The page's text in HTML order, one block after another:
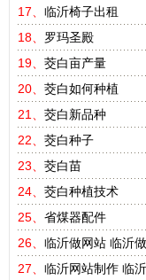
17、 临沂椅子出租
18、 罗玛圣殿
19、 茭白亩产量
20、 茭白如何种植
21、 茭白新品种
22、 茭白种子
23、 茭白苗
24、 茭白种植技术
25、 省煤器配件
26、 临沂做网站 临沂
27、 临沂网站制作 临